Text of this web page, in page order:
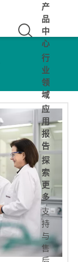
产
品
中
心
行
业
领
域
应
用
报
告
探
索
更
多
支
持
与
售